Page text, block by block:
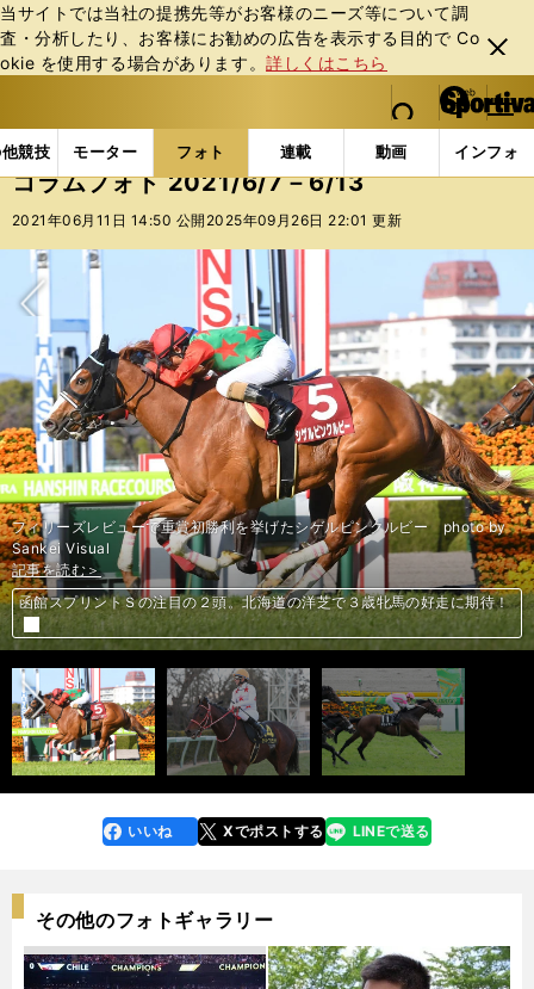
当サイトでは当社の提携先等がお客様のニーズ等について調
査・分析したり、お客様にお勧めの広告を表⽰する⽬的で Co
okie を使⽤する場合があります。詳しくはこちら
閉じ
る
web Sportiva (webスポルティーバ)
検索
マイペ
ー
ジ
メニュ
競技 モーター フォト 連載 動画 インフォ
b
ス
ポ
ル
ィ
ー
バ
フォトギャラリー コラムフォト コラムフォト
コラムフォト 2021/6/7－6/13
2021年06月11日 14:50 公開 2025年09月26日 22:01 更新
次へ
フィリーズレビューで重賞初勝利を挙げたシゲルピンクルビー photo by
Sankei Visual
記事を読む＞
函館スプリントＳの注目の２頭。北海道の洋芝で３歳牝馬の好走に期待！
記事を読む＞
混戦の函館スプリントＳは良血２頭に注目も、上昇一途の「曲者」にも要
注意
記事を読む＞
昨年は400万円馬券が炸裂。エプソムＣは穴党記者推奨の３頭が激アツ
前へ
faceboo
k
いいね Xでポストする
line LINEで送る
その他のフォトギャラリー